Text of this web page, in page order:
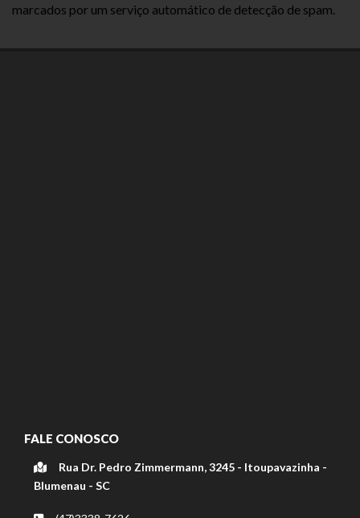
marcados por um serviço automático de detecção de spam.
FALE CONOSCO
Rua Dr. Pedro Zimmermann, 3245 - Itoupavazinha -
Blumenau - SC